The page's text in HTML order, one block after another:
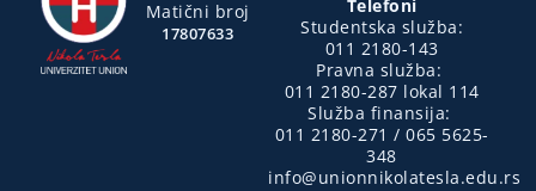
Matični broj
17807633
Telefoni
Studentska služba:
011 2180-143
Pravna služba:
011 2180-287 lokal 114
Služba finansija:
011 2180-271 / 065 5625-
348
info@unionnikolatesla.edu.rs